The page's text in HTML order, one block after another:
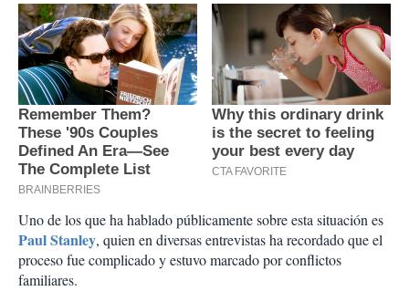
Uno de los que ha hablado públicamente sobre esta situación es
Paul Stanley, quien en diversas entrevistas ha recordado que el
proceso fue complicado y estuvo marcado por conflictos
familiares.